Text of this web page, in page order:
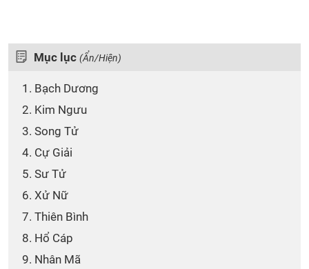
Mục lục (Ẩn/Hiện)
1. Bạch Dương
2. Kim Ngưu
3. Song Tử
4. Cự Giải
5. Sư Tử
6. Xử Nữ
7. Thiên Bình
8. Hổ Cáp
9. Nhân Mã